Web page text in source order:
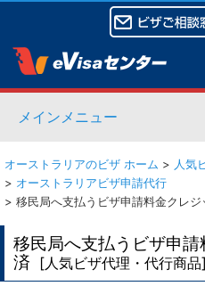
メインメニュー
オーストラリアのビザ ホーム > 人気
> オーストラリアビザ申請代行
> 移民局へ支払うビザ申請料金クレジ
移民局へ支払うビザ申
済
[人気ビザ代理・代行商品]